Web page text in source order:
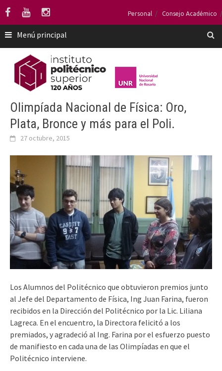
Saltar
contenido
Personal Consejo Académico
Menú principal
Olimpíada Nacional de Física: Oro,
Plata, Bronce y más para el Poli.
27 octubre, 2015
Los Alumnos del Politécnico que obtuvieron premios junto
al Jefe del Departamento de Física, Ing Juan Farina, fueron
recibidos en la Dirección del Politécnico por la Lic. Liliana
Lagreca. En el encuentro, la Directora felicitó a los
premiados, y agradeció al Ing. Farina por el esfuerzo puesto
de manifiesto en cada una de las Olimpíadas en que el
Politécnico interviene.